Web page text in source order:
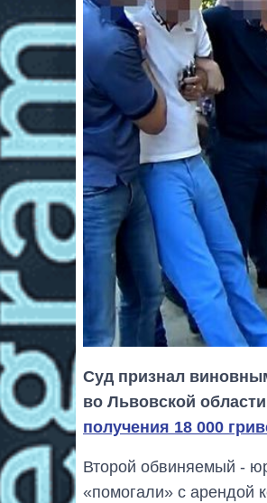
Суд признал
во Львовской
получения 18 000
Второй обвиняемый -
«помогали» с арендой